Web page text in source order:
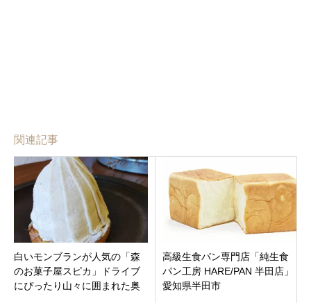
関連記事
白いモンブランが人気の「森
のお菓子屋スピカ」ドライブ
にぴったり山々に囲まれた奥
高級生食パン専門店「純生食
パン工房 HARE/PAN 半田店」
愛知県半田市